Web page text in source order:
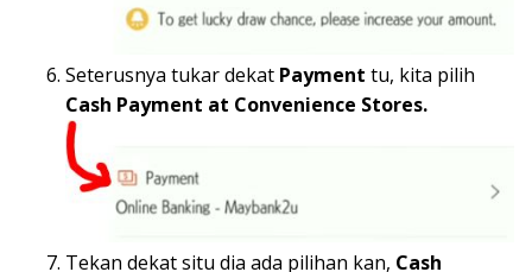
Seterusnya tukar dekat Payment tu, kita pilih
Cash Payment at Convenience Stores.
Tekan dekat situ dia ada pilihan kan, Cash